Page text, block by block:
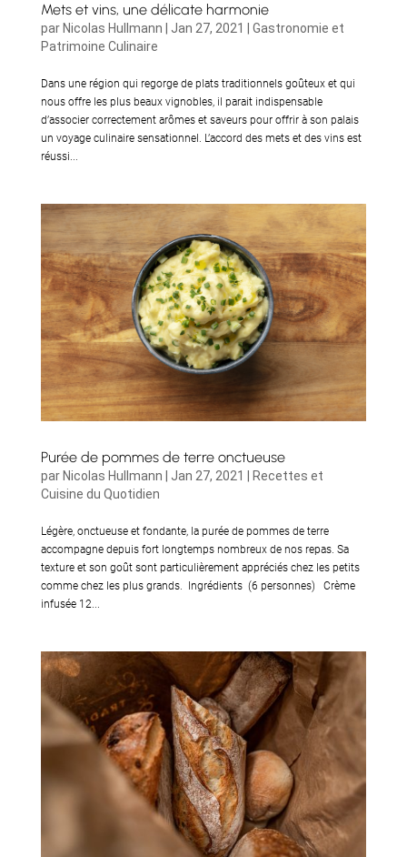
Mets et vins, une délicate harmonie
par Nicolas Hullmann Jan 27, 2021
Gastronomie et
Patrimoine Culinaire
Dans une région qui regorge de plats traditionnels goûteux et qui
nous offre les plus beaux vignobles, il parait indispensable
d’associer correctement arômes et saveurs pour offrir à son palais
un voyage culinaire sensationnel. L’accord des mets et des vins est
réussi...
Purée de pommes de terre onctueuse
par Nicolas Hullmann Jan 27, 2021
Recettes et
Cuisine du Quotidien
Légère, onctueuse et fondante, la purée de pommes de terre
accompagne depuis fort longtemps nombreux de nos repas. Sa
texture et son goût sont particulièrement appréciés chez les petits
comme chez les plus grands. Ingrédients (6 personnes) Crème
infusée 12...